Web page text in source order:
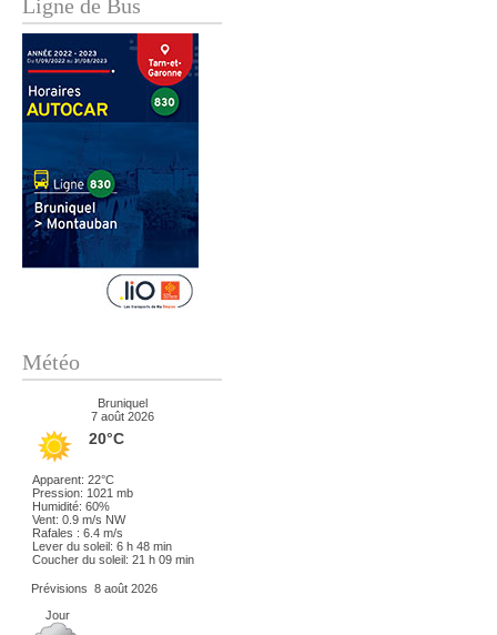
Ligne de Bus
Météo
Bruniquel
7 août 2026
20°C
Apparent: 22°C
Pression: 1021 mb
Humidité: 60%
Vent: 0.9 m/s NW
Rafales : 6.4 m/s
Lever du soleil: 6 h 48 min
Coucher du soleil: 21 h 09 min
Prévisions 8 août 2026
Jour